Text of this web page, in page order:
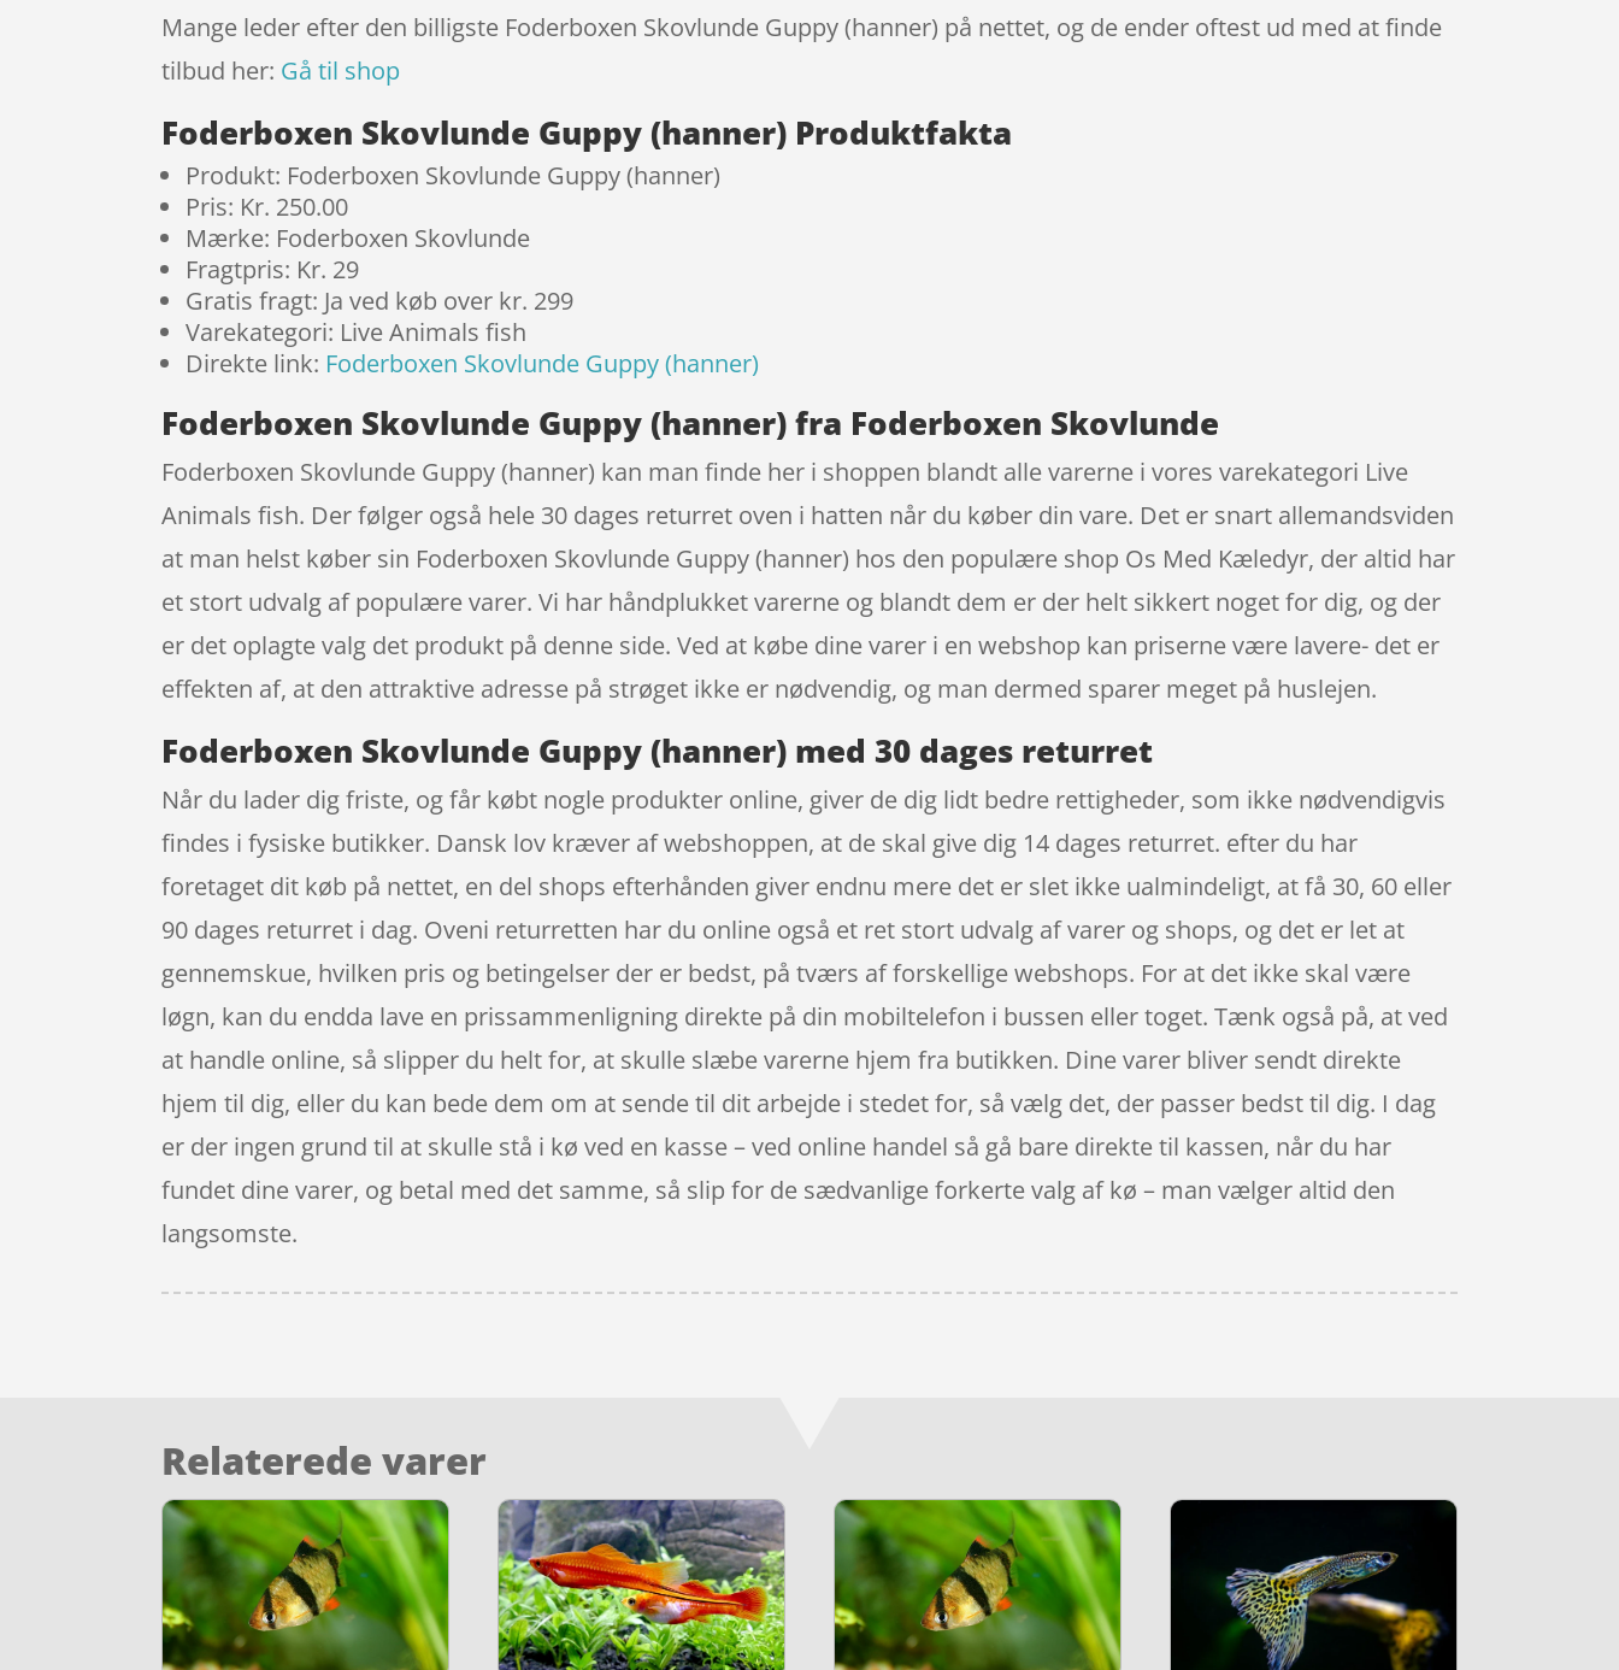
Mange leder efter den billigste Foderboxen Skovlunde Guppy (hanner) på nettet, og de ender oftest ud med at finde
tilbud her: Gå til shop
Foderboxen Skovlunde Guppy (hanner) Produktfakta
Produkt: Foderboxen Skovlunde Guppy (hanner)
Pris: Kr. 250.00
Mærke: Foderboxen Skovlunde
Fragtpris: Kr. 29
Gratis fragt: Ja ved køb over kr. 299
Varekategori: Live Animals fish
Direkte link: Foderboxen Skovlunde Guppy (hanner)
Foderboxen Skovlunde Guppy (hanner) fra Foderboxen Skovlunde
Foderboxen Skovlunde Guppy (hanner) kan man finde her i shoppen blandt alle varerne i vores varekategori Live
Animals fish. Der følger også hele 30 dages returret oven i hatten når du køber din vare. Det er snart allemandsviden
at man helst køber sin Foderboxen Skovlunde Guppy (hanner) hos den populære shop Os Med Kæledyr, der altid har
et stort udvalg af populære varer. Vi har håndplukket varerne og blandt dem er der helt sikkert noget for dig, og der
er det oplagte valg det produkt på denne side. Ved at købe dine varer i en webshop kan priserne være lavere- det er
effekten af, at den attraktive adresse på strøget ikke er nødvendig, og man dermed sparer meget på huslejen.
Foderboxen Skovlunde Guppy (hanner) med 30 dages returret
Når du lader dig friste, og får købt nogle produkter online, giver de dig lidt bedre rettigheder, som ikke nødvendigvis
findes i fysiske butikker. Dansk lov kræver af webshoppen, at de skal give dig 14 dages returret. efter du har
foretaget dit køb på nettet, en del shops efterhånden giver endnu mere det er slet ikke ualmindeligt, at få 30, 60 eller
90 dages returret i dag. Oveni returretten har du online også et ret stort udvalg af varer og shops, og det er let at
gennemskue, hvilken pris og betingelser der er bedst, på tværs af forskellige webshops. For at det ikke skal være
løgn, kan du endda lave en prissammenligning direkte på din mobiltelefon i bussen eller toget. Tænk også på, at ved
at handle online, så slipper du helt for, at skulle slæbe varerne hjem fra butikken. Dine varer bliver sendt direkte
hjem til dig, eller du kan bede dem om at sende til dit arbejde i stedet for, så vælg det, der passer bedst til dig. I dag
er der ingen grund til at skulle stå i kø ved en kasse – ved online handel så gå bare direkte til kassen, når du har
fundet dine varer, og betal med det samme, så slip for de sædvanlige forkerte valg af kø – man vælger altid den
langsomste.
Relaterede varer